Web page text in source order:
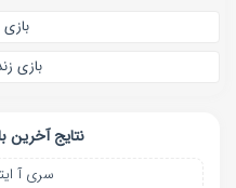
بازی
نتایج آخرین
سری آ